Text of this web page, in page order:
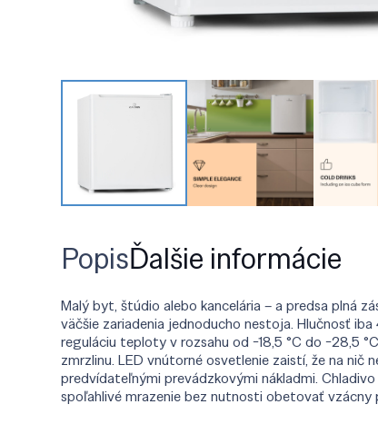
PopisĎalšie informácie
Malý byt, štúdio alebo kancelária – a predsa plná
väčšie zariadenia jednoducho nestoja. Hlučnosť
reguláciu teploty v rozsahu od −18,5 °C do −28,5
zmrzlinu. LED vnútorné osvetlenie zaistí, že na nič
predvídateľnými prevádzkovými nákladmi.
spoľahlivé mrazenie bez nutnosti obetovať vzácny